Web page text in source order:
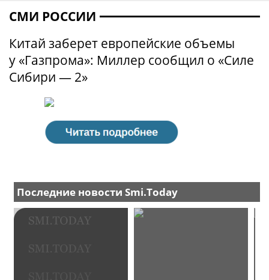
СМИ РОССИИ
Китай заберет европейские объемы
у «Газпрома»: Миллер сообщил о «Силе
Сибири — 2»